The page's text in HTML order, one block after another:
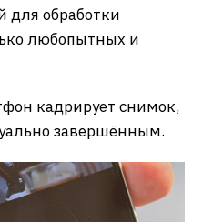
для обработки
любопытных и
кадрирует снимок,
завершённым.